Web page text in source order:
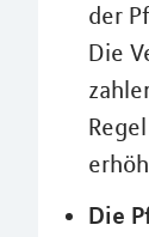
der
Die
Die